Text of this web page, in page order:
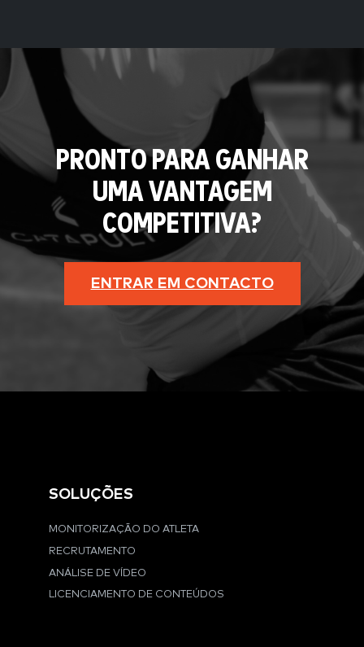
PRONTO PARA GANHAR
UMA VANTAGEM
COMPETITIVA?
ENTRAR EM CONTACTO
SOLUÇÕES
MONITORIZAÇÃO DO ATLETA
RECRUTAMENTO
ANÁLISE DE VÍDEO
LICENCIAMENTO DE CONTEÚDOS